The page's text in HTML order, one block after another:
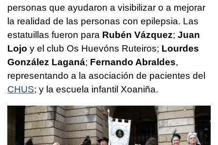
personas que ayudaron a visibilizar o a mejorar
la realidad de las personas con epilepsia. Las
estatuillas fueron para Rubén Vázquez; Juan
Lojo y el club Os Huevóns Ruteiros; Lourdes
González Laganá; Fernando Abraldes,
representando a la asociación de pacientes del
CHUS; y la escuela infantil Xoaniña.